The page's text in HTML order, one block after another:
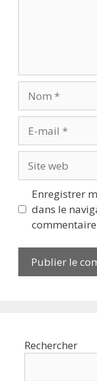
mail
web
Enregistrer
dans le
Rechercher